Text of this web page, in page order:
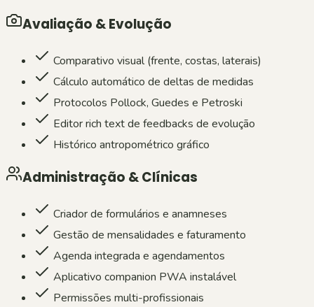
Avaliação & Evolução
Comparativo visual (frente, costas, laterais)
Cálculo automático de deltas de medidas
Protocolos Pollock, Guedes e Petroski
Editor rich text de feedbacks de evolução
Histórico antropométrico gráfico
Administração & Clínicas
Criador de formulários e anamneses
Gestão de mensalidades e faturamento
Agenda integrada e agendamentos
Aplicativo companion PWA instalável
Permissões multi-profissionais